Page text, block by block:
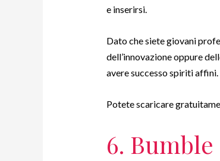
e inserirsi.
Dato che siete giovani
dell’innovazione oppure
avere successo spiriti affini.
Potete scaricare
6. Bumble